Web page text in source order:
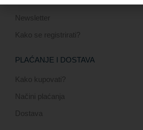
Newsletter
Kako se registrirati?
PLAĆANJE I DOSTAVA
Kako kupovati?
Načini plaćanja
Dostava